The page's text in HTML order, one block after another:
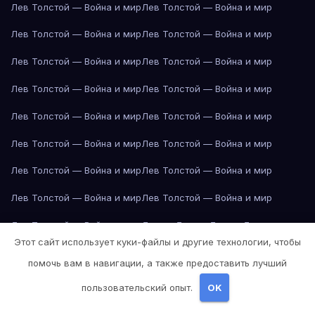
Лев Толстой — Война и мирЛев Толстой — Война и мир
Лев Толстой — Война и мирЛев Толстой — Война и мир
Лев Толстой — Война и мирЛев Толстой — Война и мир
Лев Толстой — Война и мирЛев Толстой — Война и мир
Лев Толстой — Война и мирЛев Толстой — Война и мир
Лев Толстой — Война и мирЛев Толстой — Война и мир
Лев Толстой — Война и мирЛев Толстой — Война и мир
Лев Толстой — Война и мирЛев Толстой — Война и мир
Лев Толстой — Война и мирЛондонЛондонЛондонЛондон
Лос-Анджелес Лос-Анджелес
Лос-АнджелесЛос-Анджелес
Этот сайт использует куки-файлы и другие технологии, чтобы
помочь вам в навигации, а также предоставить лучший
пользовательский опыт. OK